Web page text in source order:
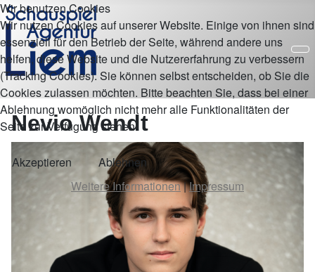
Nevio Wendt
Wir benutzen Cookies
Wir nutzen Cookies auf unserer Website. Einige von ihnen sind
essenziell für den Betrieb der Seite, während andere uns
helfen, diese Website und die Nutzererfahrung zu verbessern
(Tracking Cookies). Sie können selbst entscheiden, ob Sie die
Cookies zulassen möchten. Bitte beachten Sie, dass bei einer
Ablehnung womöglich nicht mehr alle Funktionalitäten der
Seite zur Verfügung stehen.
Akzeptieren
Ablehnen
Weitere Informationen|Impressum